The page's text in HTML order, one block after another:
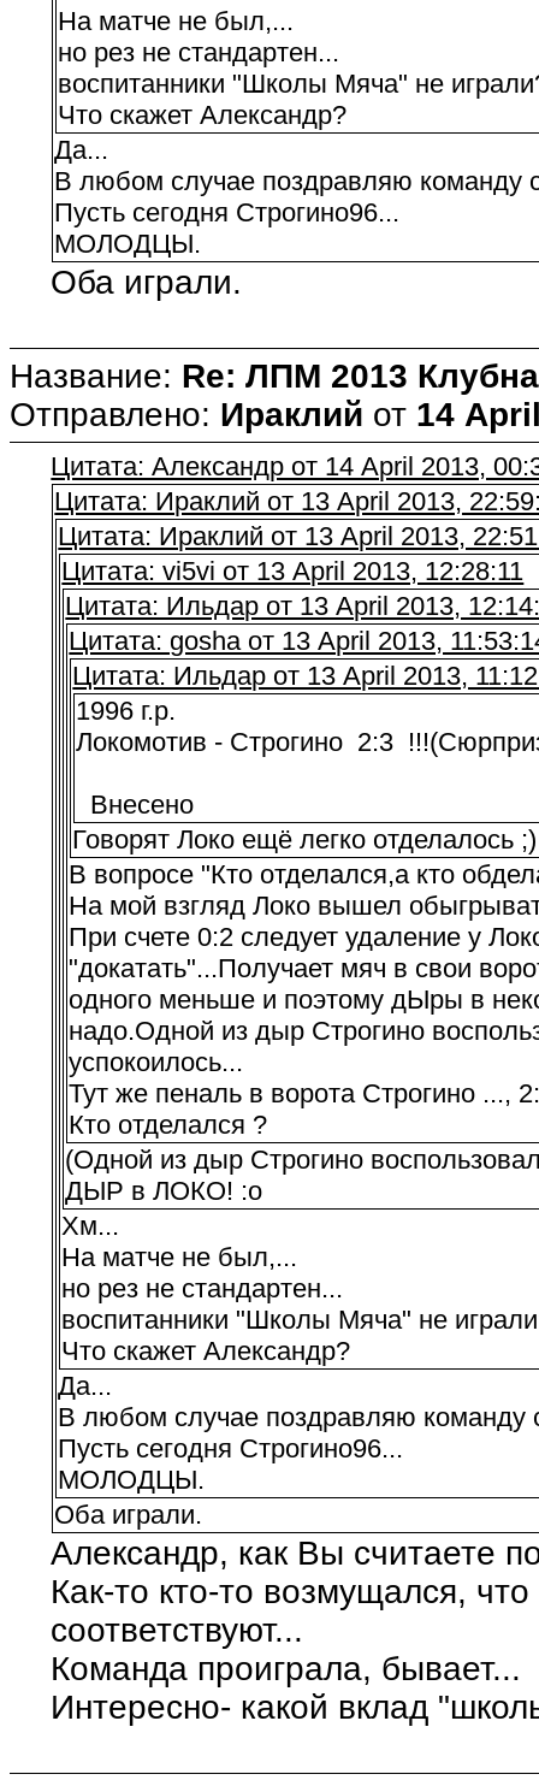
На матче не был,...
но рез не стандартен...
воспитанники "Школы Мяча" не
Что скажет Александр?
Да...
В любом случае поздравляю команду
Пусть сегодня Строгино96...
МОЛОДЦЫ.
Оба играли.
Название: Re: ЛПМ 2013
Отправлено: Ираклий от 14
Цитата: Александр от 14 April 2013,
Цитата: Ираклий от 13 April 2013,
Цитата: Ираклий от 13 April 2013,
Цитата: vi5vi от 13 April 2013, 12:28:11
Цитата: Ильдар от 13 April 2013,
Цитата: gosha от 13 April 2013,
Цитата: Ильдар от 13 April 2013,
1996 г.р.
Локомотив - Строгино 2:3
Внесено
Говорят Локо ещё легко отделалось ;)
В вопросе "Кто отделался,а кто
На мой взгляд Локо вышел
При счете 0:2 следует удаление у
"докатать"...Получает мяч в свои
одного меньше и поэтому дЫры в
надо.Одной из дыр Строгино
успокоилось...
Тут же пеналь в ворота Строгино ...,
Кто отделался ?
(Одной из дыр Строгино
ДЫР в ЛОКО! :o
Хм...
На матче не был,...
но рез не стандартен...
воспитанники "Школы Мяча" не
Что скажет Александр?
Да...
В любом случае поздравляю команду
Пусть сегодня Строгино96...
МОЛОДЦЫ.
Оба играли.
Александр, как Вы считаете
Как-то кто-то возмущался,
соответствуют...
Команда проиграла, бывает...
Интересно- какой вклад